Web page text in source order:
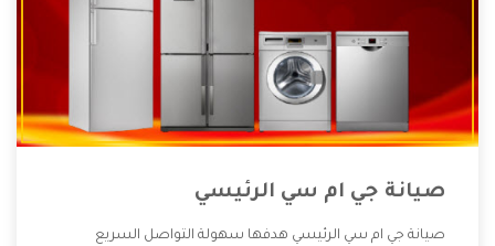
صيانة جي ام سي الرئيسي
صيانة جي ام سي الرئيسي هدفها سهولة التواصل السريع